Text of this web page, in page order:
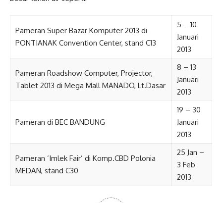
Pameran Super Bazar Komputer 2013 di
PONTIANAK Convention Center, stand C13
5 – 10
Januari
2013
Pameran Roadshow Computer, Projector,
Tablet 2013 di Mega Mall MANADO, Lt.Dasar
8 – 13
Januari
2013
Pameran di BEC BANDUNG
19 – 30
Januari
2013
Pameran ‘Imlek Fair’ di Komp.CBD Polonia
MEDAN, stand C30
25 Jan –
3 Feb
2013